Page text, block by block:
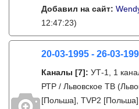
Добавил на сайт:
12:47:23)
20-03-1995 - 26-03-
Каналы [7]: УТ-1, 1
РТР / Львовское ТВ
[Польша], TVP2